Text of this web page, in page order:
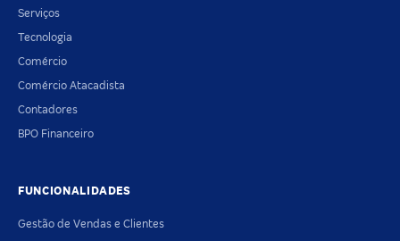
Serviços
Tecnologia
Comércio
Comércio Atacadista
Contadores
BPO Financeiro
FUNCIONALIDADES
Gestão de Vendas e Clientes